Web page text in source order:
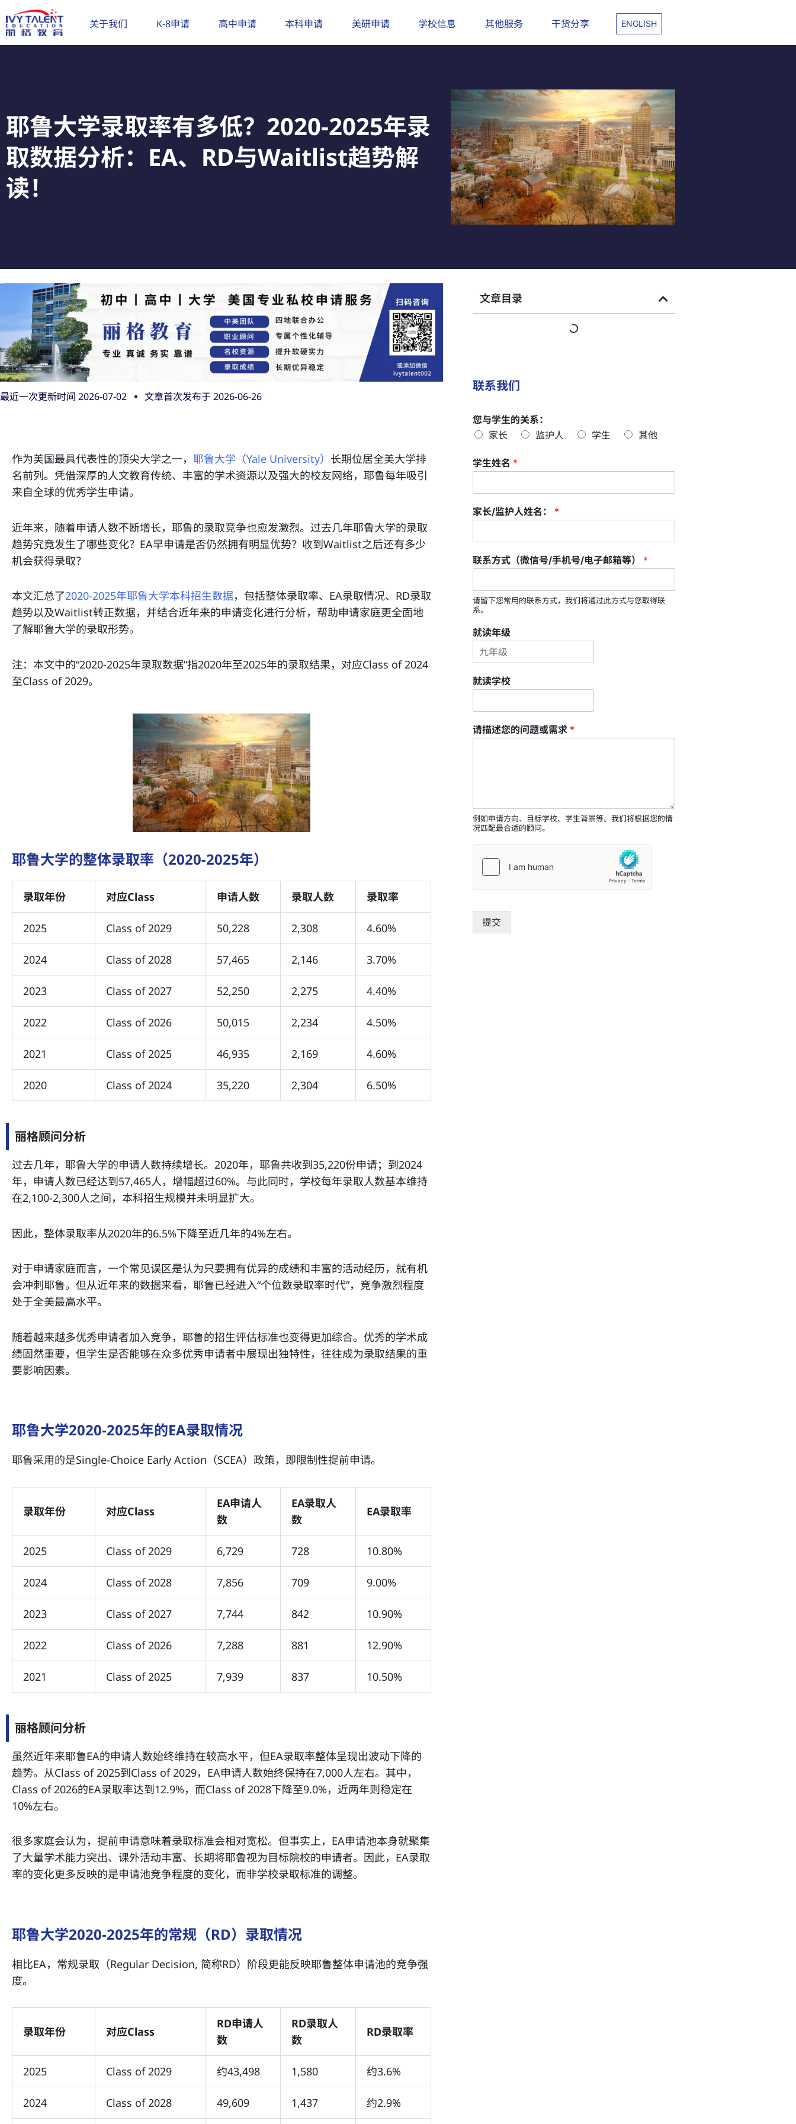
至
内
关于我们 K-8申请 高中申请 本科申请 美研申请 学校信息 其他服务 干货分享 ENGLISH
耶鲁大学录取率有多低？2020-2025年录
取数据分析：EA、RD与Waitlist趋势解
读！
最近一次更新时间 2026-07-02 文章首次发布于2026-06-26
作为美国最具代表性的顶尖大学之一， 耶鲁大学（Yale University） 长期位居全美大学排
名前列。凭借深厚的人文教育传统、丰富的学术资源以及强大的校友网络，耶鲁每年吸引
来自全球的优秀学生申请。
近年来，随着申请人数不断增长，耶鲁的录取竞争也愈发激烈。过去几年耶鲁大学的录取
趋势究竟发生了哪些变化？EA早申请是否仍然拥有明显优势？收到Waitlist之后还有多少
机会获得录取？
本文汇总了2020-2025年耶鲁大学本科招生数据，包括整体录取率、EA录取情况、RD录取
趋势以及Waitlist转正数据，并结合近年来的申请变化进行分析，帮助申请家庭更全面地
了解耶鲁大学的录取形势。
注：本文中的“2020-2025年录取数据”指2020年至2025年的录取结果，对应Class of 2024
至Class of 2029。
耶鲁大学的整体录取率（2020-2025年）
录取年份 对应Class 申请人数 录取人数 录取率
2025 Class of 2029 50,228 2,308 4.60%
2024 Class of 2028 57,465 2,146 3.70%
2023 Class of 2027 52,250 2,275 4.40%
2022 Class of 2026 50,015 2,234 4.50%
2021 Class of 2025 46,935 2,169 4.60%
2020 Class of 2024 35,220 2,304 6.50%
丽格顾问分析
过去几年，耶鲁大学的申请人数持续增长。2020年，耶鲁共收到35,220份申请；到2024
年，申请人数已经达到57,465人，增幅超过60%。与此同时，学校每年录取人数基本维持
在2,100-2,300人之间，本科招生规模并未明显扩大。
因此，整体录取率从2020年的6.5%下降至近几年的4%左右。
对于申请家庭而言，一个常见误区是认为只要拥有优异的成绩和丰富的活动经历，就有机
会冲刺耶鲁。但从近年来的数据来看，耶鲁已经进入“个位数录取率时代”，竞争激烈程度
处于全美最高水平。
随着越来越多优秀申请者加入竞争，耶鲁的招生评估标准也变得更加综合。优秀的学术成
绩固然重要，但学生是否能够在众多优秀申请者中展现出独特性，往往成为录取结果的重
要影响因素。
耶鲁大学2020-2025年的EA录取情况
耶鲁采用的是Single-Choice Early Action（SCEA）政策，即限制性提前申请。
录取年份 对应Class
EA申请人
数
EA录取人
数
EA录取率
2025 Class of 2029 6,729 728 10.80%
2024 Class of 2028 7,856 709 9.00%
2023 Class of 2027 7,744 842 10.90%
2022 Class of 2026 7,288 881 12.90%
2021 Class of 2025 7,939 837 10.50%
丽格顾问分析
虽然近年来耶鲁EA的申请人数始终维持在较高水平，但EA录取率整体呈现出波动下降的
趋势。从Class of 2025到Class of 2029，EA申请人数始终保持在7,000人左右。其中，
Class of 2026的EA录取率达到12.9%，而Class of 2028下降至9.0%，近两年则稳定在
10%左右。
很多家庭会认为，提前申请意味着录取标准会相对宽松。但事实上，EA申请池本身就聚集
了大量学术能力突出、课外活动丰富、长期将耶鲁视为目标院校的申请者。因此，EA录取
率的变化更多反映的是申请池竞争程度的变化，而非学校录取标准的调整。
耶鲁大学2020-2025年的常规（RD）录取情况
相比EA，常规录取（Regular Decision, 简称RD）阶段更能反映耶鲁整体申请池的竞争强
度。
录取年份 对应Class
RD申请人
数
RD录取人
数
RD录取率
2025 Class of 2029 约43,498 1,580 约3.6%
2024 Class of 2028 49,609 1,437 约2.9%
文章目录
联系我们
您与学生的关系：
家长
监护人 学生 其他
学生姓名 *
家长/监护人姓名： *
联系方式（微信号/手机号/电子邮箱等） *
请留下您常用的联系方式，我们将通过此方式与您取得联
系。
就读年级
就读学校
请描述您的问题或需求 *
例如申请方向、目标学校、学生背景等。我们将根据您的情
况匹配最合适的顾问。
提交